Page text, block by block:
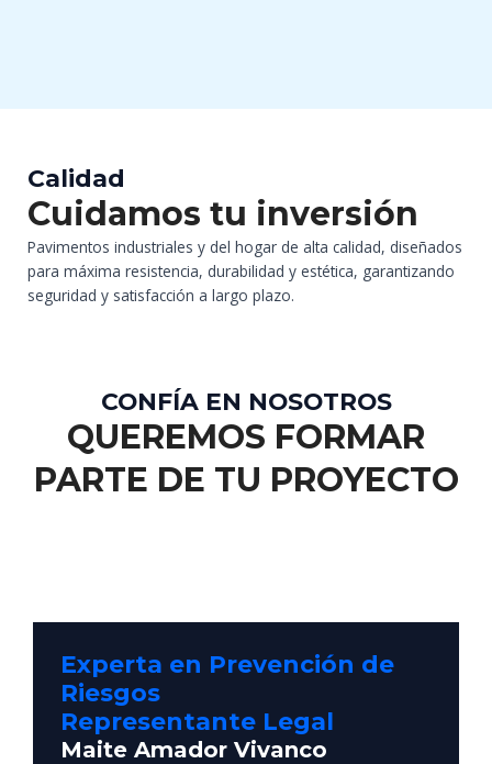
Calidad
Cuidamos tu inversión
Pavimentos industriales y del hogar de alta calidad, diseñados
para máxima resistencia, durabilidad y estética, garantizando
seguridad y satisfacción a largo plazo.
CONFÍA EN NOSOTROS
QUEREMOS FORMAR
PARTE DE TU PROYECTO
Experta en Prevención de
Riesgos
Representante Legal
Maite Amador Vivanco